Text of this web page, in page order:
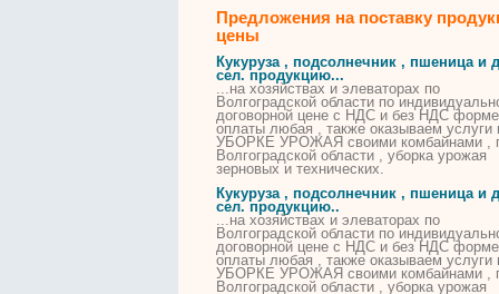
Предложения на поставку
цены
Кукуруза , подсолнечник , пшеница и
сел. продукцию...
...на хозяйствах и элеваторах по
Волгоградской области по
договорной цене с НДС и без НДС форме
оплаты любая , также оказываем услуги
УБОРКЕ УРОЖАЯ своими комбайнами ,
Волгоградской области , уборка урожая
зерновых и технических.
Кукуруза , подсолнечник , пшеница и
сел. продукцию..
...на хозяйствах и элеваторах по
Волгоградской области по
договорной цене с НДС и без НДС форме
оплаты любая , также оказываем услуги
УБОРКЕ УРОЖАЯ своими комбайнами ,
Волгоградской области , уборка урожая